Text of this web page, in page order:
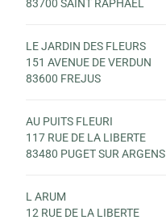
83700 SAINT RAPHAEL
LE JARDIN DES FLEURS
151 AVENUE DE VERDUN
83600 FREJUS
AU PUITS FLEURI
117 RUE DE LA LIBERTE
83480 PUGET SUR ARGENS
L ARUM
12 RUE DE LA LIBERTE